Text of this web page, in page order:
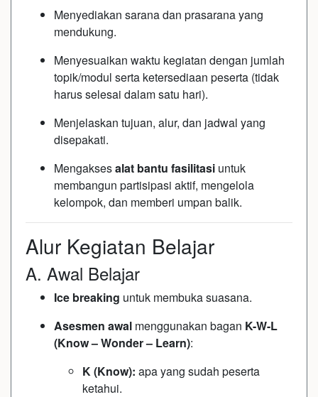
Menyediakan sarana dan prasarana yang
mendukung.
Menyesuaikan waktu kegiatan dengan jumlah
topik/modul serta ketersediaan peserta (tidak
harus selesai dalam satu hari).
Menjelaskan tujuan, alur, dan jadwal yang
disepakati.
Mengaksesalat bantu fasilitasi untuk
membangun partisipasi aktif, mengelola
kelompok, dan memberi umpan balik.
Alur Kegiatan Belajar
A. Awal Belajar
Ice breaking untuk membuka suasana.
Asesmen awal menggunakan bagan K-W-L
(Know – Wonder – Learn):
K (Know): apa yang sudah peserta
ketahui.